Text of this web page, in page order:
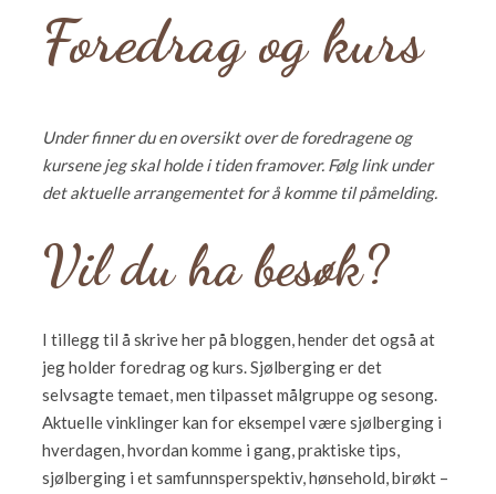
Foredrag og kurs
Under finner du en oversikt over de foredragene og
kursene jeg skal holde i tiden framover. Følg link under
det aktuelle arrangementet for å komme til påmelding.
Vil du ha besøk?
I tillegg til å skrive her på bloggen, hender det også at
jeg holder foredrag og kurs. Sjølberging er det
selvsagte temaet, men tilpasset målgruppe og sesong.
Aktuelle vinklinger kan for eksempel være sjølberging i
hverdagen, hvordan komme i gang, praktiske tips,
sjølberging i et samfunnsperspektiv, hønsehold, birøkt –